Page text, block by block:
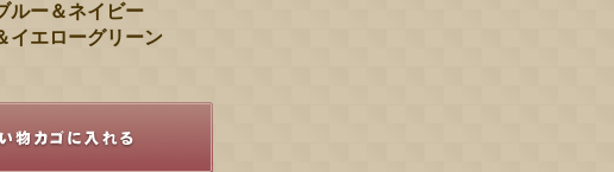
ルー＆ネイビー
イエローグリーン